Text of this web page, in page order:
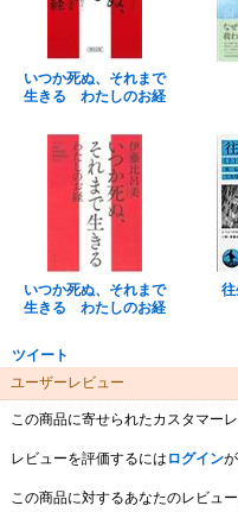
いつか死ぬ、それまで
生きる わたしのお経
いつか死ぬ、それまで
生きる わたしのお経
ツイート
ユーザーレビュー
この商品に寄せられたカスタマー
レビューを評価するには ログイン
この商品に対するあなたのレビュ